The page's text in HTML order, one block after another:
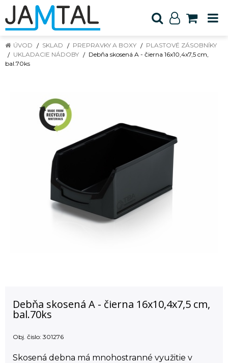
ÚVOD SKLAD PREPRAVKY A BOXY
PLASTOVÉ ZÁSOBNÍKY
UKLADACIE NÁDOBY
Debňa skosená A - čierna 16x10,4x7,5 cm,
bal.70ks
Debňa skosená A - čierna 16x10,4x7,5 cm,
bal.70ks
Obj. čislo: 301276
Skosená debna má mnohostranné využitie v